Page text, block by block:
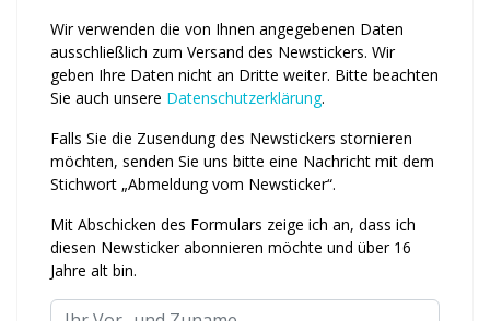
Wir verwenden die von Ihnen an­ge­ge­benen Daten
ausschließlich zum Ver­sand des Newstickers. Wir
geben Ihre Daten nicht an Dritte weiter. Bitte beachten
Sie auch unsere Daten­schutz­erklärung.
Falls Sie die Zusendung des News­tickers stornieren
möchten, senden Sie uns bitte eine Nachricht mit dem
Stichwort „Abmeldung vom News­ticker“.
Mit Abschicken des Formulars zeige ich an, dass ich
diesen Newsticker abonnieren möchte und über 16
Jahre alt bin.
Ihr Vor- und Zuname